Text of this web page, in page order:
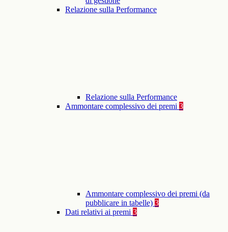
Relazione sulla Performance
Relazione sulla Performance
Ammontare complessivo dei premi 3
Ammontare complessivo dei premi (da
pubblicare in tabelle) 3
Dati relativi ai premi 3